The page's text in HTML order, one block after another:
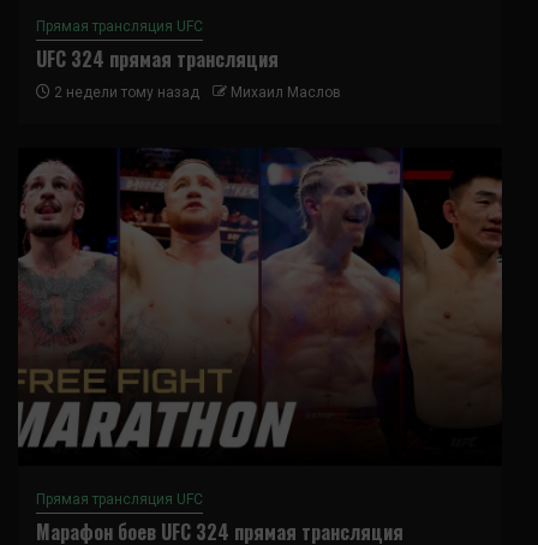
Прямая трансляция UFC
UFC 324 прямая трансляция
2 недели тому назад Михаил Маслов
Прямая трансляция UFC
Марафон боев UFC 324 прямая трансляция